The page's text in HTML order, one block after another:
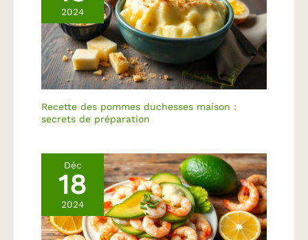
FACILE À NETTOYER -
Le bambou est
naturellement non
poreux et n'absorbe ni
les liquides ni les
odeurs. Il est facile à
l'eau tiède savonneuse
2024
Recette des pommes duchesses maison :
secrets de préparation
Déc
18
2024